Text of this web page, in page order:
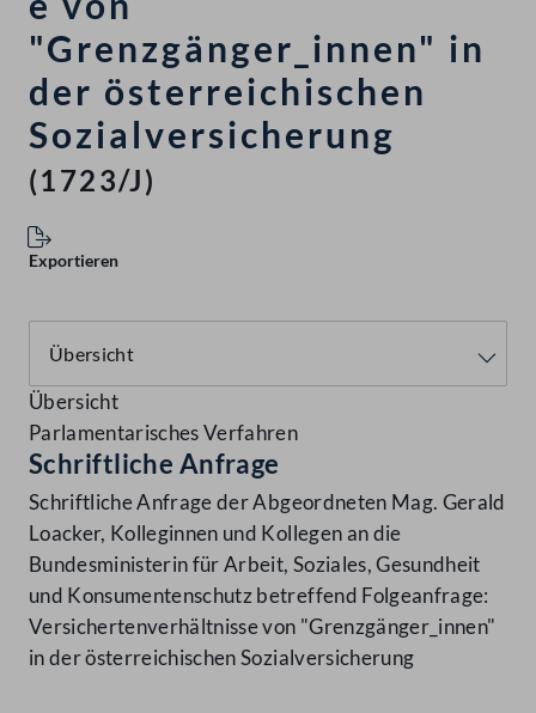
"Grenzgänger_innen" in
der österreichischen
Sozialversicherung
(1723/J)
Exportieren
Übersicht
Parlamentarisches Verfahren
Schriftliche Anfrage
Schriftliche Anfrage der Abgeordneten Mag. Gerald
Loacker, Kolleginnen und Kollegen an die
Bundesministerin für Arbeit, Soziales, Gesundheit
und Konsumentenschutz betreffend Folgeanfrage:
Versichertenverhältnisse von "Grenzgänger_innen"
in der österreichischen Sozialversicherung